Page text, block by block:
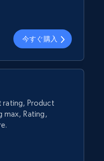
今すぐ購入
rating, Product
max, Rating,